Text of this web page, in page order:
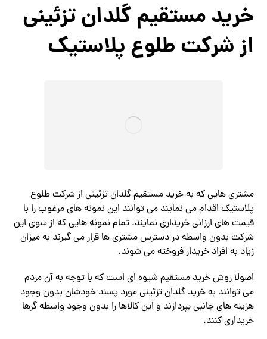
خرید مستقیم گلدان تزئینی
از شرکت طلوع پلاستیک
مشتری هایی که به خرید مستقیم گلدان تزئینی از شرکت طلوع
پلاستیک اقدام می نمایند می توانند این نمونه های مرغوب را با
قیمت های ارزانی خریداری نمایند. تمام نمونه هایی که از سوی این
شرکت بدون واسطه در دسترس مشتری ها قرار می گیرند به میزان
زیاد به افراد خریدار فروخته می شوند.
اصولا روش خرید مستقیم شیوه ای است که با توجه به آن مردم
می توانند به خرید گلدان تزئینی مورد پسند خودشان بدون وجود
هزینه های جانبی بپردازند و این کالاها را بدون وجود واسطه گرها
خریداری کنند.